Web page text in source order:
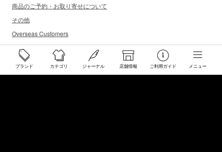
ブランド カテゴリ ジャーナル 店舗情報 ご利用ガイド メニュー
商品のご予約・お取り寄せについて
その他
Overseas Customers
お問い合わせ